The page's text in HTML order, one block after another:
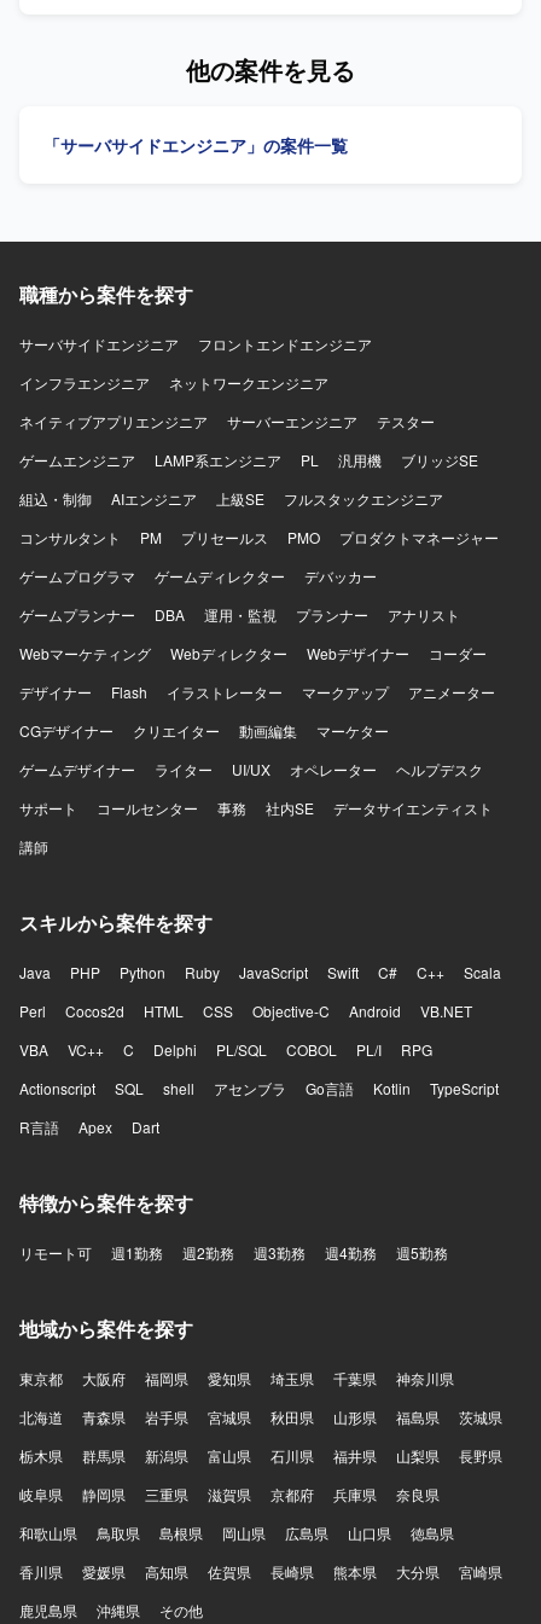
ただきます。アーキテクチャ設計、技術選定、リファクタ
ロセスやチーム内の役割分担、情報共有方法の改善、チー
物像】 マネジメントだけではなく自ら設計・実装を行いな
エンドとバックエンドの領域を限定せずプロダクト全体の
事業上の優先順位を踏まえて判断できる方に参画していた
その場限りで終わらせずプロダクトの改善につなげられる
方、曖昧な状況でも自ら課題を整理し必要な関係者を巻き
込みながら開発を進められる方、プロダクトマネージャー
やプロジェクトマネージャーと建設的に議論できる方を歓
的な支援やナレッジ共有ができる方、開発速度と品質の両
方に責任を持ち継続的な改善に取り組める方に活躍してい
プロダクトを実際のコンタクトセンターへ導入し、現場か
ら得られるフィードバックをもとにプロダクトを改善して
いくフェーズに携わることができます。単に決められた仕
様を実装するのではなく、顧客環境で発生している課題を
再利用可能な機能や仕組みへ昇華していくことが求められ
ます。既存機能の改善と新規機能開発を両立するために、
を見直していく余地があり、フロントエンドとバックエン
ドを横断して手を動かしながら将来的にはテックリードと
して技術面だけでなくチームの開発推進にも関与できるポ
ジションです。通話中のリアルタイム支援、通話内容の活
境】 フロントエンドはReact、Next.js、Chrome Extension
Hono、Drizzle、Pythonを利用しております。データベース
ております。インフラはAWSとTerraformを用いて構築して
おり、CI/CDにはGitHub Actions、監視にはDatadogを利用
しております。AIについてはOpenAI API、Anthropic APIな
どを活用しております。
トエンドとバックエンドを横断して設計・実装を担いなが
業内容】 AI音声プロダクトにおけるフロントエンドおよび
の設計・実装を担当していただきます。顧客環境で発生す
り組んでいただきます。また、プロダクトの成長や顧客価
マネージャーやプロジェクトマネージャーとの要件整理・
ング方針の策定を行っていただきます。さらに、コードレ
ビューや設計レビューによる開発品質の向上、開発プロセ
スやチーム内の役割分担、情報共有方法の改善、チームメ
ンバーへの技術的な支援やナレッジ共有を通じてチーム開
ントだけではなく自ら設計・実装を行いながらチームをリ
ードできる方を求めています。フロントエンドとバックエ
る方が望ましいです。技術的な理想だけでなく、顧客価値
や事業上の優先順位を踏まえて判断できる方、不具合や個
別要望への対応をプロダクトの改善につなげられる方を歓
迎します。曖昧な状況でも自ら課題を整理し、必要な関係
ージャーやプロジェクトマネージャーと建設的に議論でき
る方、チームメンバーの経験や強みを尊重しつつ技術的な
えています。開発速度と品質の両方に責任を持ち、継続的
な改善に取り組める方を期待しています。 【ポジションの
魅力】 AI音声プロダクトを実際のコンタクトセンターへ導
入し、現場から得られるフィードバックをもとにプロダク
いる課題を整理し、プロダクトとして再利用可能な機能や
能の改善と新規機能開発を両立する中で、開発優先順位や
余地が大きいポジションです。フロントエンドとバックエ
ンドを横断して手を動かしながら、将来的にはテックリー
ドとして技術面だけでなくチームの開発推進にも関与で
き、通話中のリアルタイム支援や通話内容の活用、通話後
高いプロダクト開発に挑戦できます。 【開発環境】 フロン
り、バックエンドはTypeScript、Hono、Drizzle、Pythonを
利用しています。データベースにはPostgreSQLやQdrantを
す。CI/CDにはGitHub Actionsを用い、監視はDatadogを利
他の案件を見る
「サーバサイドエンジニア」の案件一覧
職種から案件を探す
サーバサイドエンジニア
フロントエンドエンジニア
インフラエンジニア
ネットワークエンジニア
ネイティブアプリエンジニア
サーバーエンジニア
テスター
ゲームエンジニア
LAMP系エンジニア PL 汎用機
ブリッジSE
組込・制御
AIエンジニア 上級SE
フルスタックエンジニア
コンサルタント
PM プリセールス PMO
プロダクトマネージャー
ゲームプログラマ
ゲームディレクター
デバッカー
ゲームプランナー
DBA 運用・監視 プランナー
アナリスト
Webマーケティング
Webディレクター Webデザイナー
コーダー
デザイナー
Flash イラストレーター マークアップ
アニメーター
CGデザイナー
クリエイター 動画編集
マーケター
ゲームデザイナー
ライター UI/UX オペレーター
ヘルプデスク
サポート
コールセンター 事務 社内SE
データサイエンティスト
講師
スキルから案件を探す
Java PHP Python Ruby JavaScript Swift C# C++
Scala
Perl
Cocos2d HTML CSS Objective-C Android
VB.NET
VBA
VC++ C Delphi PL/SQL COBOL PL/I
RPG
Actionscript
SQL shell アセンブラ Go言語 Kotlin
TypeScript
R言語
Apex Dart
特徴から案件を探す
リモート可 週1勤務 週2勤務 週3勤務 週4勤務 週5勤務
地域から案件を探す
東京都 大阪府 福岡県 愛知県 埼玉県 千葉県
神奈川県
北海道
青森県 岩手県 宮城県 秋田県 山形県 福島県
茨城県
栃木県
群馬県 新潟県 富山県 石川県 福井県 山梨県
長野県
岐阜県
静岡県 三重県 滋賀県 京都府 兵庫県
奈良県
和歌山県
鳥取県 島根県 岡山県 広島県 山口県
徳島県
香川県
愛媛県 高知県 佐賀県 長崎県 熊本県 大分県
宮崎県
鹿児島県
沖縄県 その他